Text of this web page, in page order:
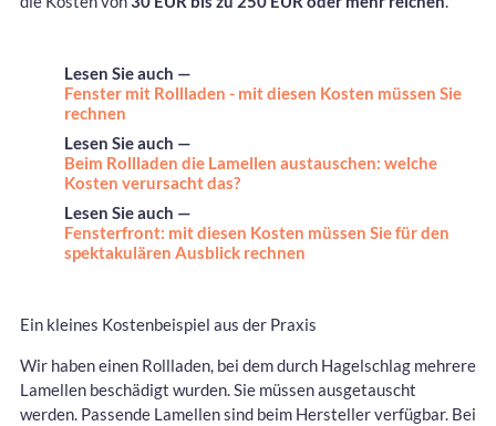
Lesen Sie auch —
Fenster mit Rollladen - mit diesen Kosten müssen Sie
rechnen
Lesen Sie auch —
Beim Rollladen die Lamellen austauschen: welche
Kosten verursacht das?
Lesen Sie auch —
Fensterfront: mit diesen Kosten müssen Sie für den
spektakulären Ausblick rechnen
Ein kleines Kostenbeispiel aus der Praxis
Wir haben einen Rollladen, bei dem durch Hagelschlag mehrere
Lamellen beschädigt wurden. Sie müssen ausgetauscht
werden. Passende Lamellen sind beim Hersteller verfügbar. Bei